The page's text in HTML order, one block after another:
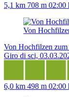
5,1 km 708 m 02:00
Von
Von Hochfilzen zum
Giro di sci,
6,0 km 498 m 02:00